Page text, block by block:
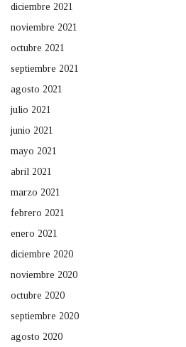
diciembre 2021
noviembre 2021
octubre 2021
septiembre 2021
agosto 2021
julio 2021
junio 2021
mayo 2021
abril 2021
marzo 2021
febrero 2021
enero 2021
diciembre 2020
noviembre 2020
octubre 2020
septiembre 2020
agosto 2020